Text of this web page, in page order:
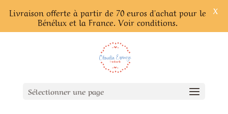
Sélectionner une page
Livraison offerte à partir de 70 euros d'achat pour le
Bénélux et la France. Voir conditions.
X